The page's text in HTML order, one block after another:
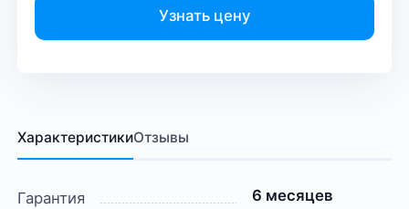
Узнать цену
ХарактеристикиОтзывы
Гарантия
6 месяцев